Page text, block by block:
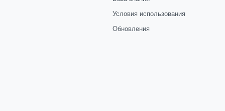
Условия использования
Обновления